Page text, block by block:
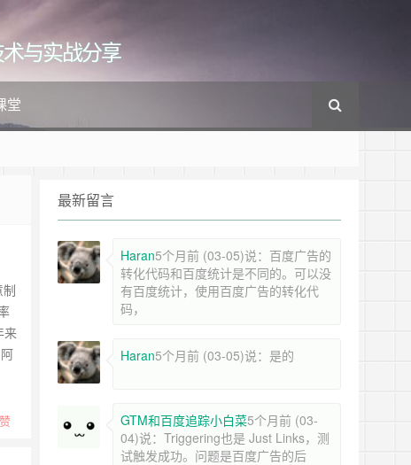
术与实战分享
堂
来
最新留言
Haran5个月前 (03-05)说：百度广告的
转化代码和百度统计是不同的。可以没
有百度统计，使用百度广告的转化代
码，
Haran5个月前 (03-05)说：是的
GTM和百度追踪小白菜5个月前 (03-
04)说：Triggering也是 Just Links，测
试触发成功。问题是百度广告的后